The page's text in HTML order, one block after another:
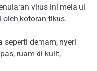
virus ini melalui
oleh kotoran tikus.
seperti demam, nyeri
ruam di kulit,